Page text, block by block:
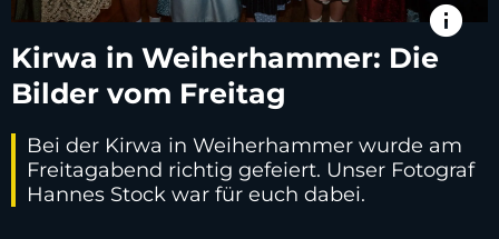
info
Kirwa in Weiherhammer: Die
Bilder vom Freitag
Bei der Kirwa in Weiherhammer wurde am
Freitagabend richtig gefeiert. Unser Fotograf
Hannes Stock war für euch dabei.